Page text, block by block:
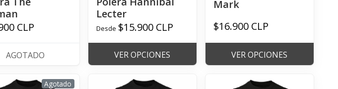
CLP
AGOTADO
Lecter
Desde $15.900 CLP
VER OPCIONES
Mark
$16.900 CLP
VER OPCIONES
Agotado